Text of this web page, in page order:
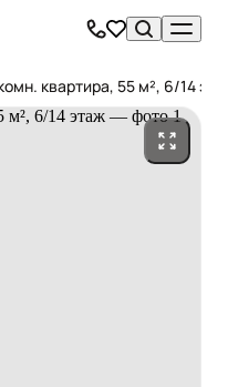
квартира, 55 м², 6/14